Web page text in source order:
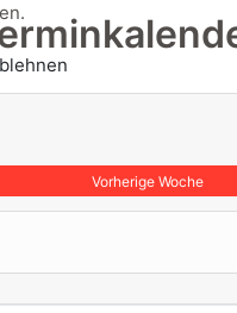
Vorherige Woche